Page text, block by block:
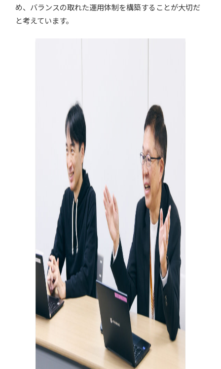
め、バランスの取れた運用体制を構築することが大切だ
と考えています。